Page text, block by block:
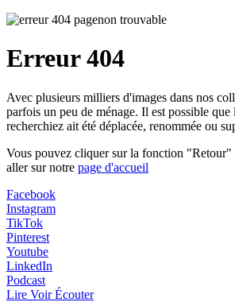
Erreur 404
Avec plusieurs milliers d'images dans nos
parfois un peu de ménage. Il est possible que
recherchiez ait été déplacée, renommée ou
Vous pouvez cliquer sur la fonction "Retour"
aller sur notre page d'accueil
Facebook
Instagram
TikTok
Pinterest
Youtube
LinkedIn
Podcast
Lire Voir Écouter